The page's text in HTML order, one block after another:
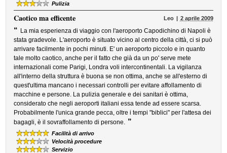
Pulizia
Caotico ma efficente Leo 2 aprile 2009
“ La mia esperienza di viaggio con l'aeroporto Capodichino di Napoli è
stata gradevole. L'aeroporto è situato vicino al centro della città, ci si può
arrivare facilmente in pochi minuti. E' un aeroporto piccolo e in quanto
tale molto caotico, anche per il fatto che già da un po' serve mete
internazionali come Parigi, Londra voli intercontinentali. La vigilanza
all'interno della struttura è buona se non ottima, anche se all'esterno di
quest'ultima mancano i necessari controlli per evitare affollamento di
macchine e persone. La pulizia generale e dei sanitari è ottima,
considerato che negli aeroporti italiani essa tende ad essere scarsa.
Probabilmente l'unica grande pecca, oltre i tempi "biblici" per l'attesa dei
bagagli, è il sovraffollamento di persone. ”
Facilità di arrivo
Velocità procedure
Servizio